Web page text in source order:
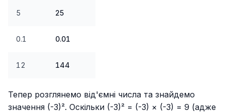
5 25
0.1 0.01
12 144
Тепер розглянемо від'ємні числа та знайдемо
значення (-3)². Оскільки (-3)² = (-3) × (-3) = 9 (адже